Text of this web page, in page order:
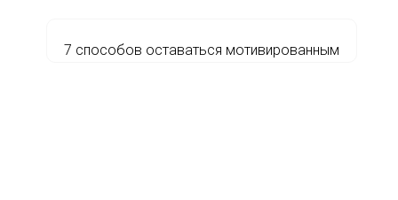
7 способов оставаться мотивированным